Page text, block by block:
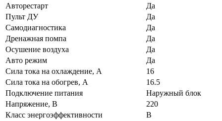
Авторестарт
Да
Пульт ДУ
Да
Самодиагностика
Да
Дренажная помпа
Да
Осушение воздуха
Да
Авто режим
Да
Сила тока на охлаждение, А
16
Сила тока на обогрев, А
16.5
Подключение питания
Наружный блок
Напряжение, В
220
Класс энергоэффективности
B